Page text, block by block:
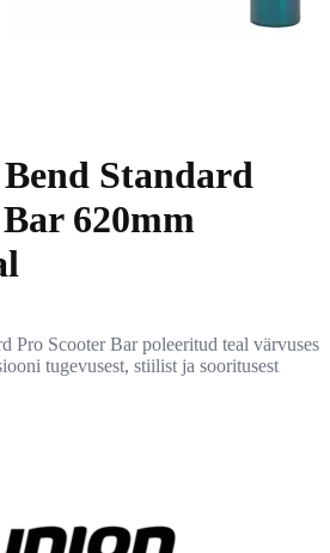
Standard
620mm
Pro Scooter Bar poleeritud teal värvuses
tugevusest, stiilist ja sooritusest